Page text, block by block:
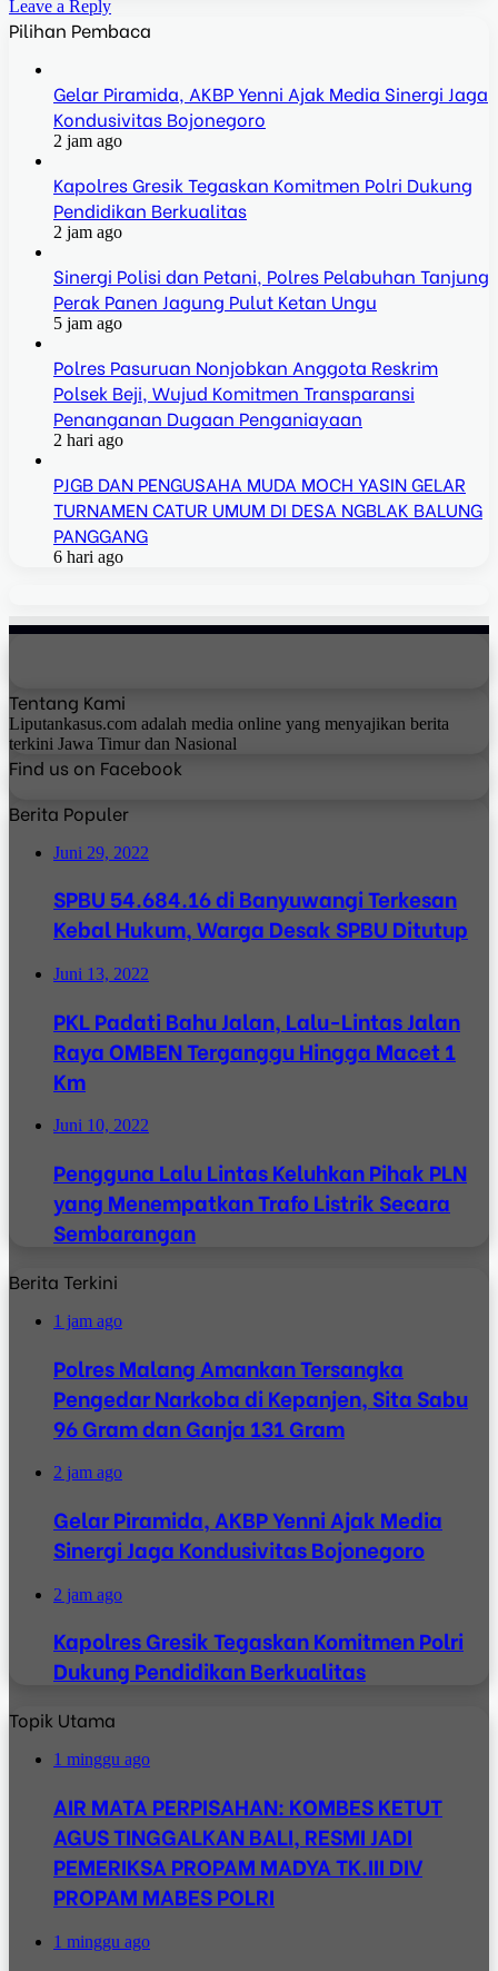
Leave a Reply
Pilihan Pembaca
Gelar Piramida, AKBP Yenni Ajak Media Sinergi Jaga
Kondusivitas Bojonegoro
2 jam ago
Kapolres Gresik Tegaskan Komitmen Polri Dukung
Pendidikan Berkualitas
2 jam ago
Sinergi Polisi dan Petani, Polres Pelabuhan Tanjung
Perak Panen Jagung Pulut Ketan Ungu
5 jam ago
Polres Pasuruan Nonjobkan Anggota Reskrim
Polsek Beji, Wujud Komitmen Transparansi
Penanganan Dugaan Penganiayaan
2 hari ago
PJGB DAN PENGUSAHA MUDA MOCH YASIN GELAR
TURNAMEN CATUR UMUM DI DESA NGBLAK BALUNG
PANGGANG
6 hari ago
Tentang Kami
Liputankasus.com adalah media online yang menyajikan berita
terkini Jawa Timur dan Nasional
Find us on Facebook
Berita Populer
Juni 29, 2022
SPBU 54.684.16 di Banyuwangi Terkesan
Kebal Hukum, Warga Desak SPBU Ditutup
Juni 13, 2022
PKL Padati Bahu Jalan, Lalu-Lintas Jalan
Raya OMBEN Terganggu Hingga Macet 1
Km
Juni 10, 2022
Pengguna Lalu Lintas Keluhkan Pihak PLN
yang Menempatkan Trafo Listrik Secara
Sembarangan
Berita Terkini
1 jam ago
Polres Malang Amankan Tersangka
Pengedar Narkoba di Kepanjen, Sita Sabu
96 Gram dan Ganja 131 Gram
2 jam ago
Gelar Piramida, AKBP Yenni Ajak Media
Sinergi Jaga Kondusivitas Bojonegoro
2 jam ago
Kapolres Gresik Tegaskan Komitmen Polri
Dukung Pendidikan Berkualitas
Topik Utama
1 minggu ago
AIR MATA PERPISAHAN: KOMBES KETUT
AGUS TINGGALKAN BALI, RESMI JADI
PEMERIKSA PROPAM MADYA TK.III DIV
PROPAM MABES POLRI
1 minggu ago